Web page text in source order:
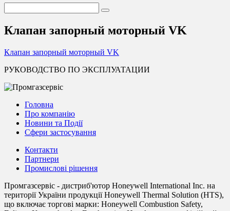
Клапан запорный моторный VK
Клапан запорный моторный VK
РУКОВОДСТВО ПО ЭКСПЛУАТАЦИИ
Головна
Про компанію
Новини та Події
Сфери застосування
Контакти
Партнери
Промислові рішення
Промгазсервіс - дистриб'ютор Honeywell International Inc. на
території України продукції Honeywell Thermal Solution (HTS),
що включає торгові марки: Honeywell Combustion Safety,